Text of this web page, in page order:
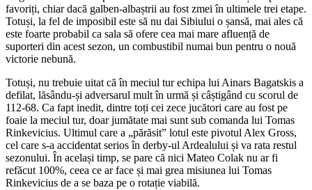
favoriți, chiar dacă galben-albaștrii au fost zmei în ultimele trei etape.
Totuși, la fel de imposibil este să nu dai Sibiului o șansă, mai ales că
este foarte probabil ca sala să ofere cea mai mare afluență de
suporteri din acest sezon, un combustibil numai bun pentru o nouă
victorie nebună.
Totuși, nu trebuie uitat că în meciul tur echipa lui Ainars Bagatskis a
defilat, lăsându-și adversarul mult în urmă și câștigând cu scorul de
112-68. Ca fapt inedit, dintre toți cei zece jucători care au fost pe
foaie la meciul tur, doar jumătate mai sunt sub comanda lui Tomas
Rinkevicius. Ultimul care a „părăsit” lotul este pivotul Alex Gross,
cel care s-a accidentat serios în derby-ul Ardealului și va rata restul
sezonului. În același timp, se pare că nici Mateo Colak nu ar fi
refăcut 100%, ceea ce ar face și mai grea misiunea lui Tomas
Rinkevicius de a se baza pe o rotație viabilă.